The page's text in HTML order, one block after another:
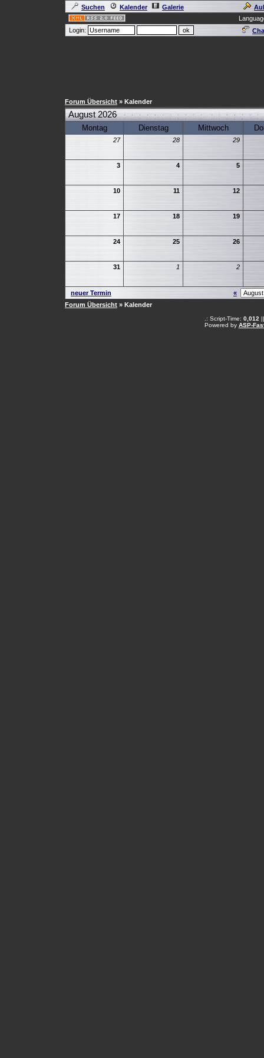
Suchen Kalender Galerie
Login:
Forum Übersicht » Kalender
August 2026
Montag Dienstag Mittwoch
27 28 29
3 4 5
10 11 12
17 18 19
24 25 26
31 1 2
neuer Termin
«
Forum Übersicht » Kalender
.: Script-Time: 0,012
Powered by ASP-